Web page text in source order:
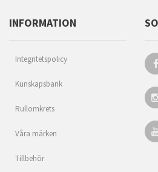
INFORMATION
Integritetspolicy
Kunskapsbank
Rullomkrets
Våra märken
Tillbehör